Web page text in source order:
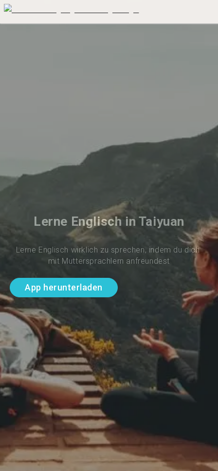
Lerne Englisch in Taiyuan
Lerne Englisch wirklich zu sprechen, indem du dich
mit Muttersprachlern anfreundest
App herunterladen